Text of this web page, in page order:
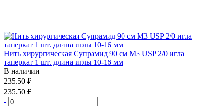
Нить хирургическая Супрамид 90 см М3 USP 2/0 игла
таперкат 1 шт. длина иглы 10-16 мм
В наличии
235.50 ₽
235.50 ₽
-